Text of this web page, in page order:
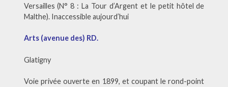
Versailles (N° 8 : La Tour d’Argent et le petit hôtel de
Malthe). Inaccessible aujourd’hui
Arts (avenue des) RD.
Glatigny
Voie privée ouverte en 1899, et coupant le rond-point